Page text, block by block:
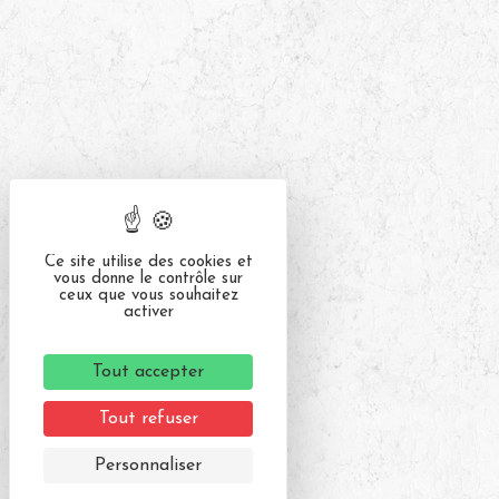
Ce site utilise des cookies et
vous donne le contrôle sur
ceux que vous souhaitez
activer
Tout accepter
Tout refuser
Personnaliser